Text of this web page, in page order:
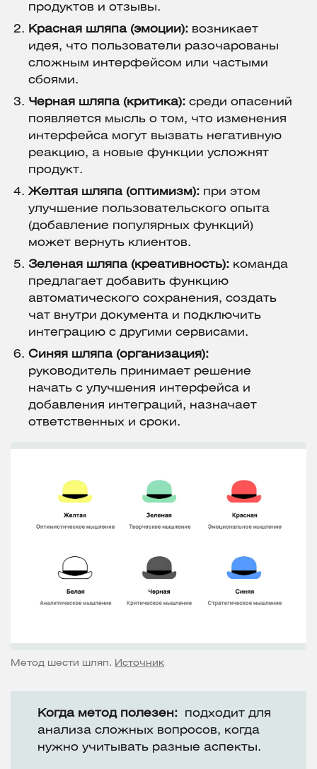
продуктов и отзывы.
Красная шляпа (эмоции): возникает
идея, что пользователи разочарованы
сложным интерфейсом или частыми
сбоями.
Черная шляпа (критика): среди опасений
появляется мысль о том, что изменения
интерфейса могут вызвать негативную
реакцию, а новые функции усложнят
продукт.
Желтая шляпа (оптимизм): при этом
улучшение пользовательского опыта
(добавление популярных функций)
может вернуть клиентов.
Зеленая шляпа (креативность): команда
предлагает добавить функцию
автоматического сохранения, создать
чат внутри документа и подключить
интеграцию с другими сервисами.
Синяя шляпа (организация):
руководитель принимает решение
начать с улучшения интерфейса и
добавления интеграций, назначает
ответственных и сроки.
Метод шести шляп. Источник
Когда метод полезен:
подходит для
анализа сложных вопросов, когда
нужно учитывать разные аспекты.